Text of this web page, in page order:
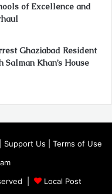
of Excellence and
Ghaziabad Resident
Salman Khan’s House
Support Us
Terms of Use
|
Local Post